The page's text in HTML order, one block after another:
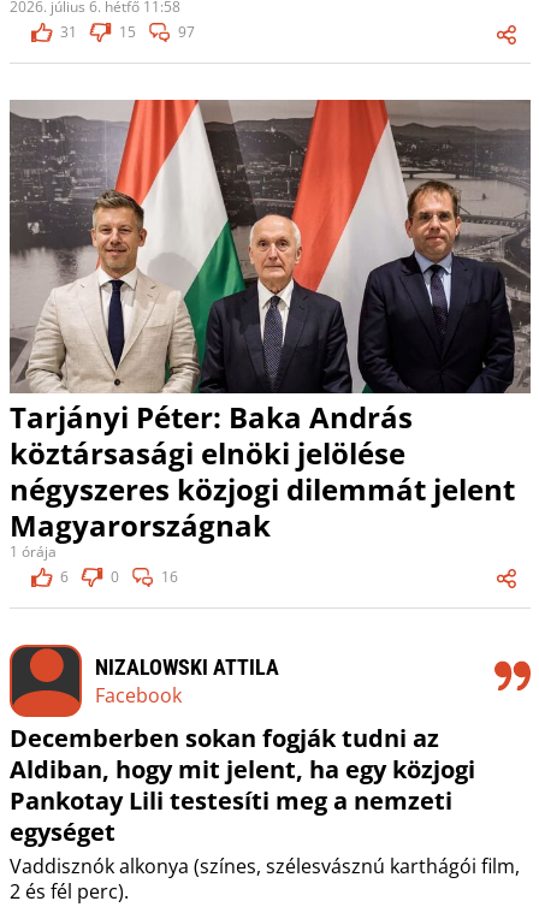
2026. július 6. hétfő 11:58
31
15 97
Tarjányi Péter: Baka András
köztársasági elnöki jelölése
négyszeres közjogi dilemmát jelent
Magyarországnak
1 órája
6
0 16
NIZALOWSKI ATTILA
Facebook
Decemberben sokan fogják tudni az
Aldiban, hogy mit jelent, ha egy közjogi
Pankotay Lili testesíti meg a nemzeti
egységet
Vaddisznók alkonya (színes, szélesvásznú karthágói film,
2 és fél perc).